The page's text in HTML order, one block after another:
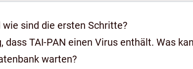
sind die ersten Schritte?
TAI-PAN einen Virus enthält. Was
warten?